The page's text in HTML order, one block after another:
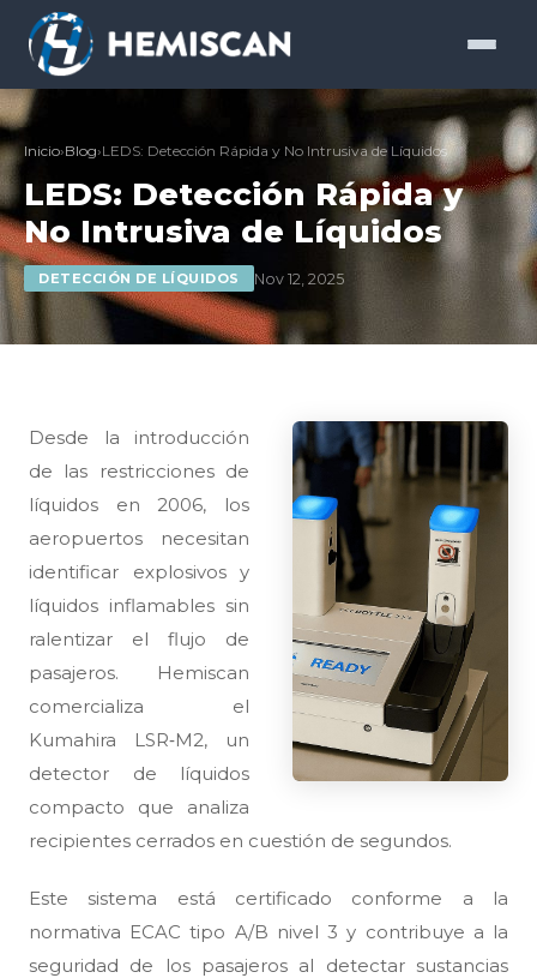
Inicio›Blog›LEDS: Detección Rápida y No Intrusiva de Líquidos
LEDS: Detección Rápida y
No Intrusiva de Líquidos
DETECCIÓN DE LÍQUIDOS Nov 12, 2025
Desde la introducción
de las restricciones de
líquidos en 2006, los
aeropuertos necesitan
identificar explosivos y
líquidos inflamables sin
ralentizar el flujo de
pasajeros. Hemiscan
comercializa el
Kumahira LSR‑M2, un
detector de líquidos
compacto que analiza
recipientes cerrados en cuestión de segundos.
Este sistema está certificado conforme a la
normativa ECAC tipo A/B nivel 3 y contribuye a la
seguridad de los pasajeros al detectar sustancias